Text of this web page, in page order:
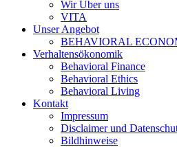
Wir Über uns
VITA
Unser Angebot
BEHAVIORAL
Verhaltensökonomik
Behavioral Finance
Behavioral Ethics
Behavioral Living
Kontakt
Impressum
Disclaimer und
Bildhinweise